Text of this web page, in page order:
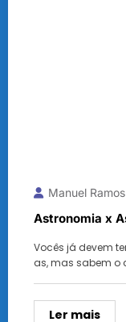
Manuel Ramos
Astronomia x
Vocês já devem
as, mas sabem o
Ler mais